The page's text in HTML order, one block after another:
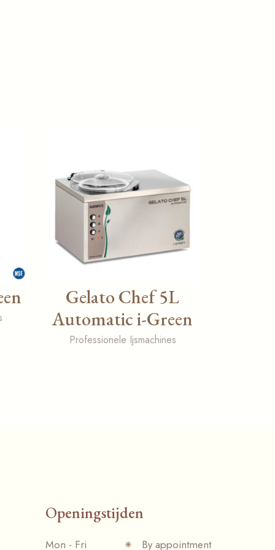
Gelato Chef 5L
Automatic i-Green
Professionele Ijsmachines
Openingstijden
Mon - Fri By appointment